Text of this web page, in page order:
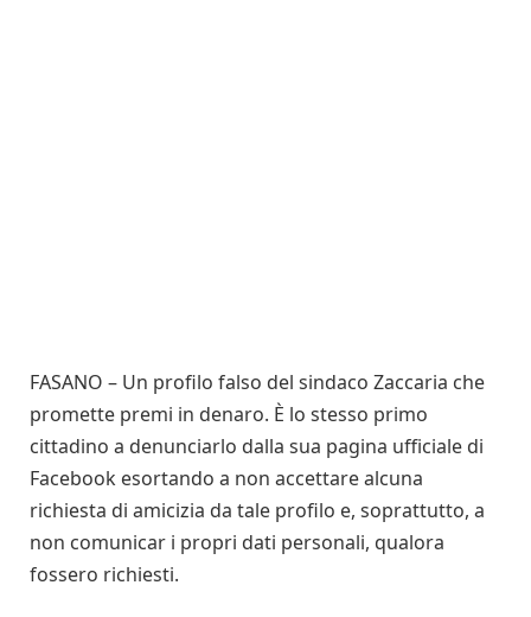
FASANO – Un profilo falso del sindaco Zaccaria che
promette premi in denaro. È lo stesso primo
cittadino a denunciarlo dalla sua pagina ufficiale di
Facebook esortando a non accettare alcuna
richiesta di amicizia da tale profilo e, soprattutto, a
non comunicar i propri dati personali, qualora
fossero richiesti.